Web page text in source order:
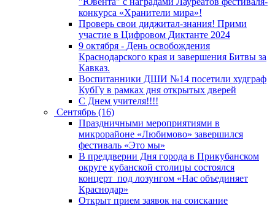
конкурса «Хранители мира»!
Проверь свои диджитал-знания! Прими
участие в Цифровом Диктанте 2024
9 октября - День освобождения
Краснодарского края и завершения Битвы за
Кавказ.
Воспитанники ДШИ №14 посетили худграф
КубГу в рамках дня открытых дверей
С Днем учителя!!!!
Сентябрь (16)
Праздничными мероприятиями в
микрорайоне «Любимово» завершился
фестиваль «Это мы»
В преддверии Дня города в Прикубанском
округе кубанской столицы состоялся
концерт под лозунгом «Нас объединяет
Краснодар»
Открыт прием заявок на соискание